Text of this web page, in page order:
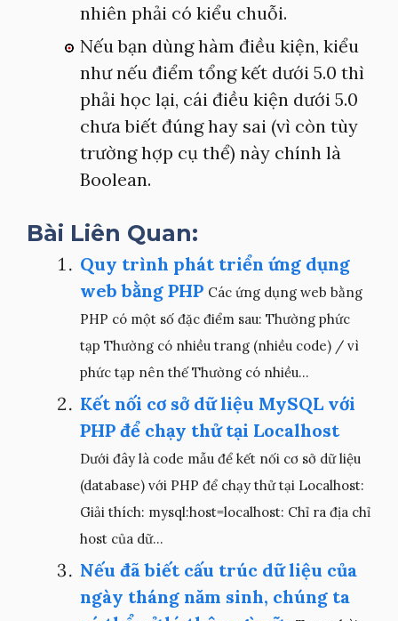
nhiên phải có kiểu chuỗi.
Nếu bạn dùng hàm điều kiện, kiểu
như nếu điểm tổng kết dưới 5.0 thì
phải học lại, cái điều kiện dưới 5.0
chưa biết đúng hay sai (vì còn tùy
trường hợp cụ thể) này chính là
Boolean.
Bài Liên Quan:
Quy trình phát triển ứng dụng
web bằng PHP Các ứng dụng web bằng
PHP có một số đặc điểm sau: Thường phức
tạp Thường có nhiều trang (nhiều code) / vì
phức tạp nên thế Thường có nhiều...
Kết nối cơ sở dữ liệu MySQL với
PHP để chạy thử tại Localhost
Dưới đây là code mẫu để kết nối cơ sở dữ liệu
(database) với PHP để chạy thử tại Localhost:
Giải thích: mysql:host=localhost: Chỉ ra địa chỉ
host của dữ...
Nếu đã biết cấu trúc dữ liệu của
ngày tháng năm sinh, chúng ta